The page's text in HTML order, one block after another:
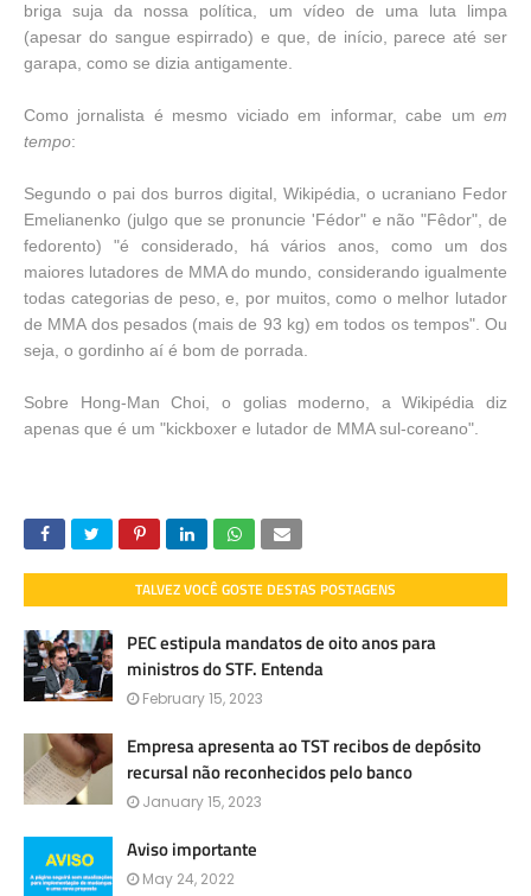
briga suja da nossa política, um vídeo de uma luta limpa
(apesar do sangue espirrado) e que, de início, parece até ser
garapa, como se dizia antigamente.
Como jornalista é mesmo viciado em informar, cabe um em
tempo:
Segundo o pai dos burros digital, Wikipédia, o ucraniano Fedor
Emelianenko (julgo que se pronuncie 'Fédor" e não "Fêdor", de
fedorento) "é considerado, há vários anos, como um dos
maiores lutadores de MMA do mundo, considerando igualmente
todas categorias de peso, e, por muitos, como o melhor lutador
de MMA dos pesados (mais de 93 kg) em todos os tempos". Ou
seja, o gordinho aí é bom de porrada.
Sobre Hong-Man Choi, o golias moderno, a Wikipédia diz
apenas que é um "kickboxer e lutador de MMA sul-coreano".
TALVEZ VOCÊ GOSTE DESTAS POSTAGENS
PEC estipula mandatos de oito anos para
ministros do STF. Entenda
February 15, 2023
Empresa apresenta ao TST recibos de depósito
recursal não reconhecidos pelo banco
January 15, 2023
Aviso importante
May 24, 2022